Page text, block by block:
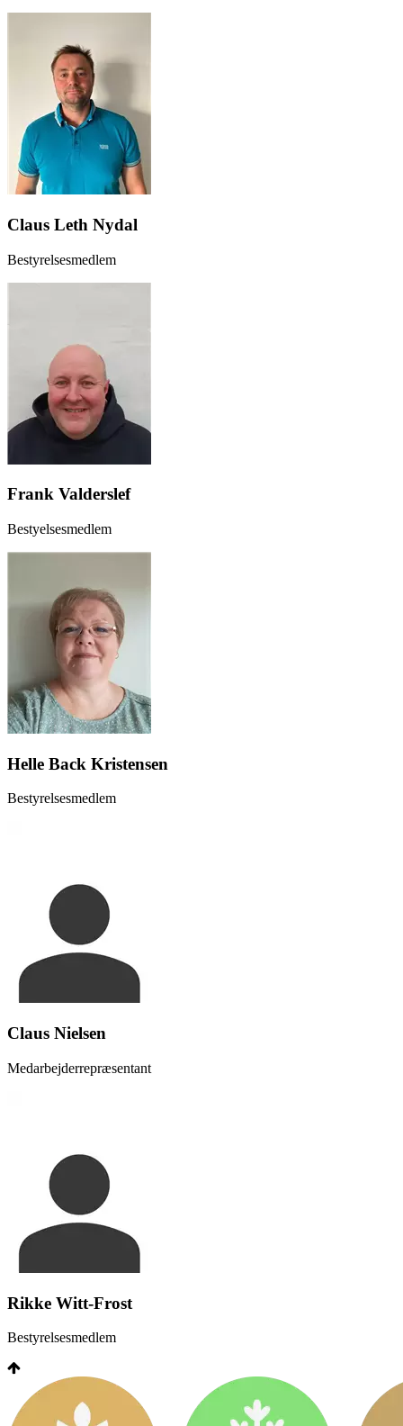
Claus Leth Nydal
Bestyrelsesmedlem
Frank Valderslef
Bestyelsesmedlem
Helle Back Kristensen
Bestyrelsesmedlem
Claus Nielsen
Medarbejderrepræsentant
Rikke Witt-Frost
Bestyrelsesmedlem